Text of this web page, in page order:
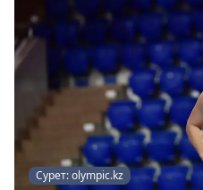
Сурет: olympic.kz